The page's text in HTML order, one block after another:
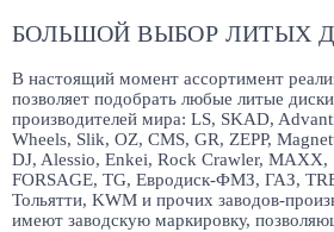
БОЛЬШОЙ ВЫБОР ЛИТЫХ
В настоящий момент ассортимент
позволяет подобрать любые литые
производителей мира: LS, SKAD,
Wheels, Slik, OZ, CMS, GR, ZEPP,
DJ, Alessio, Enkei, Rock Crawler, MAXX,
FORSAGE, TG, Евродиск-ФМЗ, ГАЗ,
Тольятти, KWM и прочих заводов-
имеют заводскую маркировку,